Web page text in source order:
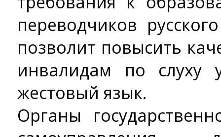
переводчиков
позволит повысить
инвалидам по слуху
жестовый язык.
Органы